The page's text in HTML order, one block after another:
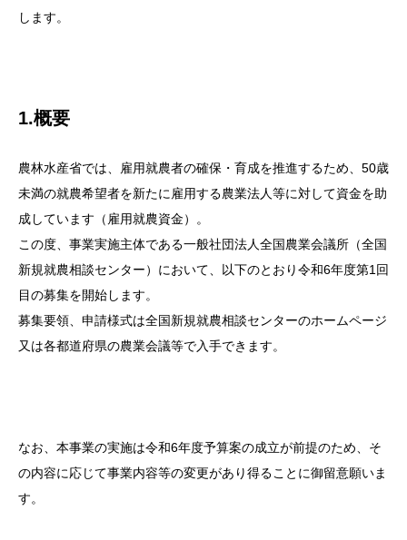
します。
1.概要
農林水産省では、雇用就農者の確保・育成を推進するため、50歳
未満の就農希望者を新たに雇用する農業法人等に対して資金を助
成しています（雇用就農資金）。
この度、事業実施主体である一般社団法人全国農業会議所（全国
新規就農相談センター）において、以下のとおり令和6年度第1回
目の募集を開始します。
募集要領、申請様式は全国新規就農相談センターのホームページ
又は各都道府県の農業会議等で入手できます。
なお、本事業の実施は令和6年度予算案の成立が前提のため、そ
の内容に応じて事業内容等の変更があり得ることに御留意願いま
す。